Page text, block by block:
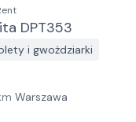
DPT353
i gwożdziarki
Warszawa